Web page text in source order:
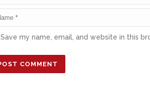
Save my name, email, and website in this